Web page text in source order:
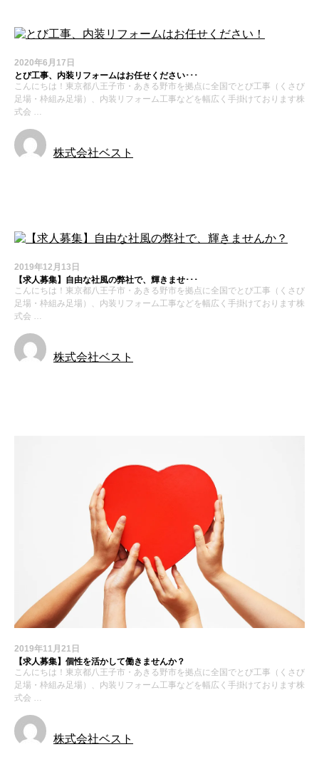
2020年6月17日
とび工事、内装リフォームはお任せください･･･
こんにちは！東京都八王子市・あきる野市を拠点に全国でとび工事（くさび
足場・枠組み足場）、内装リフォーム工事などを幅広く手掛けております株
式会 …
株式会社ベスト
2019年12月13日
【求人募集】自由な社風の弊社で、輝きませ･･･
こんにちは！東京都八王子市・あきる野市を拠点に全国でとび工事（くさび
足場・枠組み足場）、内装リフォーム工事などを幅広く手掛けております株
式会 …
株式会社ベスト
2019年11月21日
【求人募集】個性を活かして働きませんか？
こんにちは！東京都八王子市・あきる野市を拠点に全国でとび工事（くさび
足場・枠組み足場）、内装リフォーム工事などを幅広く手掛けております株
式会 …
株式会社ベスト